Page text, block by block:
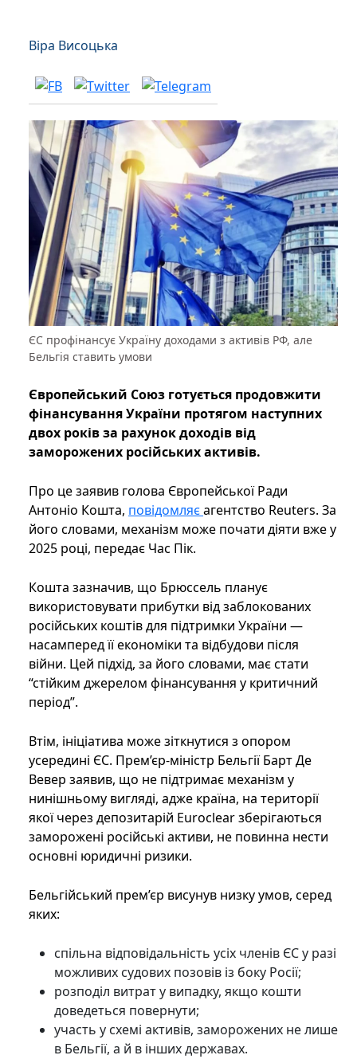
Віра Висоцька
ЄС профінансує Україну доходами з активів РФ, але
Бельгія ставить умови
Європейський Союз готується продовжити
фінансування України протягом наступних
двох років за рахунок доходів від
заморожених російських активів.
Про це заявив голова Європейської Ради
Антоніо Кошта, повідомляєагентство Reuters. За
його словами, механізм може почати діяти вже у
2025 році, передає Час Пік.
Кошта зазначив, що Брюссель планує
використовувати прибутки від заблокованих
російських коштів для підтримки України —
насамперед її економіки та відбудови після
війни. Цей підхід, за його словами, має стати
“стійким джерелом фінансування у критичний
період”.
Втім, ініціатива може зіткнутися з опором
усередині ЄС. Прем’єр-міністр Бельгії Барт Де
Вевер заявив, що не підтримає механізм у
нинішньому вигляді, адже країна, на території
якої через депозитарій Euroclear зберігаються
заморожені російські активи, не повинна нести
основні юридичні ризики.
Бельгійський прем’єр висунув низку умов, серед
яких:
спільна відповідальність усіх членів ЄС у разі
можливих судових позовів із боку Росії;
розподіл витрат у випадку, якщо кошти
доведеться повернути;
участь у схемі активів, заморожених не лише
в Бельгії, а й в інших державах.